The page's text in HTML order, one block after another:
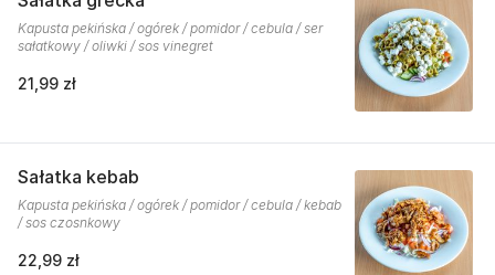
Kapusta pekińska / ogórek / pomidor / cebula / ser
sałatkowy / oliwki / sos vinegret
21,99 zł
Sałatka kebab
Kapusta pekińska / ogórek / pomidor / cebula / kebab
/ sos czosnkowy
22,99 zł